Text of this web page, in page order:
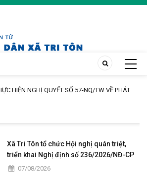
HIỆN NGHỊ QUYẾT SỐ 57-NQ/TW VỀ PHÁT
Xã Tri Tôn tổ chức Hội nghị quán triệt,
triển khai Nghị định số 236/2026/NĐ-CP
và Nghị định số 241/2026/NĐ-CP của
07/08/2026